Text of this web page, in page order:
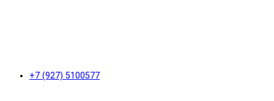
+7 (927) 5100577